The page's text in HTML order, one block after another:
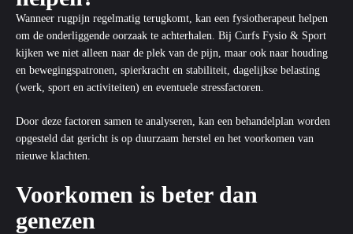
Wanneer rugpijn regelmatig terugkomt, kan een fysiotherapeut helpen
om de onderliggende oorzaak te achterhalen. Bij Curfs Fysio & Sport
kijken we niet alleen naar de plek van de pijn, maar ook naar houding
en bewegingspatronen, spierkracht en stabiliteit, dagelijkse belasting
(werk, sport en activiteiten) en eventuele stressfactoren.
Door deze factoren samen te analyseren, kan een behandelplan worden
opgesteld dat gericht is op duurzaam herstel en het voorkomen van
nieuwe klachten.
Voorkomen is beter dan
genezen